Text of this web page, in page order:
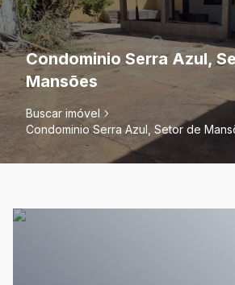
Condominio Serra Azul,
Mansões
Buscar imóvel
Condominio Serra Azul, Setor de